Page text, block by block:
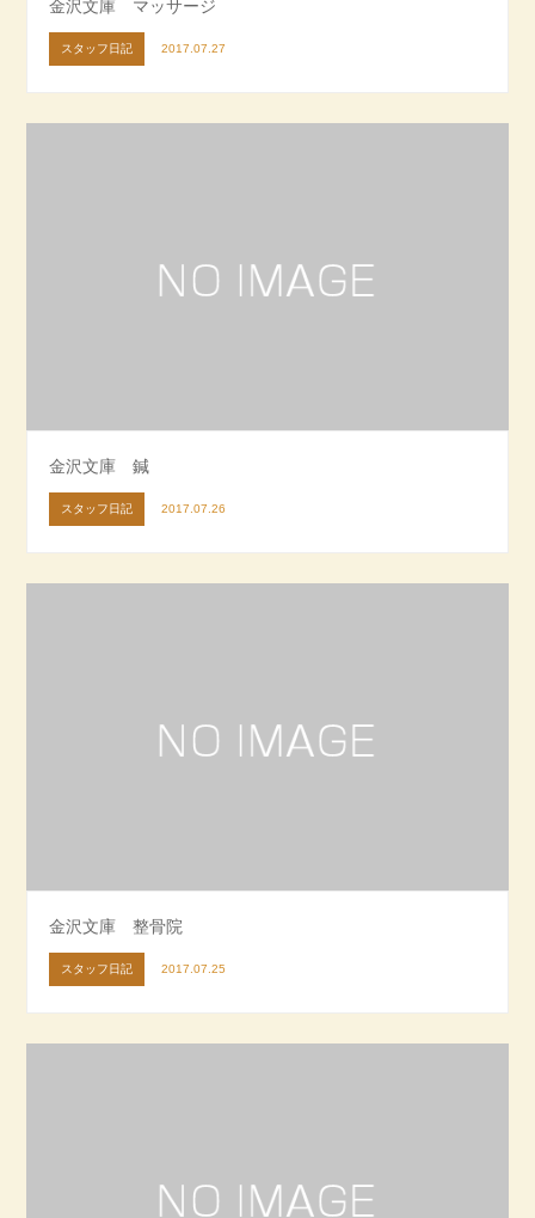
金沢文庫 マッサージ
スタッフ日記 2017.07.27
金沢文庫 鍼
スタッフ日記 2017.07.26
金沢文庫 整骨院
スタッフ日記 2017.07.25